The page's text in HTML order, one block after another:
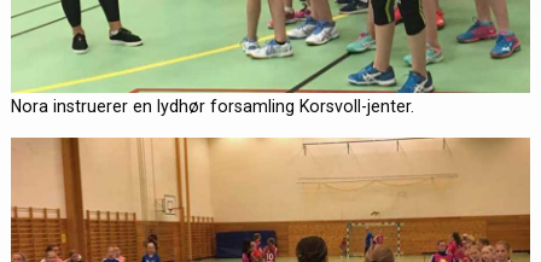
Nora instruerer en lydhør forsamling Korsvoll-jenter.